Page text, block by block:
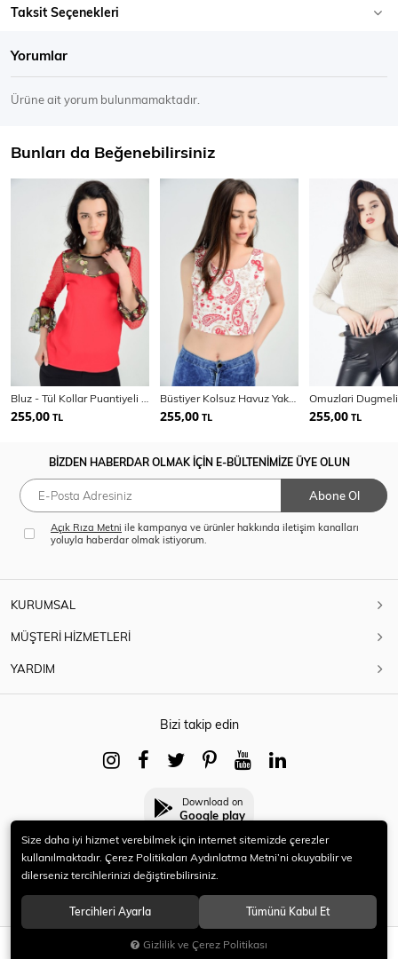
SEPETE EKLE
Taksit Seçenekleri
Yorumlar
Ürüne ait yorum bulunmamaktadır.
Bunları da Beğenebilirsiniz
255,00 TL 255,00 TL 255,00 TL
BİZDEN HABERDAR OLMAK İÇİN E-BÜLTENİMİZE ÜYE OLUN
Abone Ol
Açık Rıza Metni ile kampanya ve ürünler hakkında iletişim kanalları
yoluyla haberdar olmak istiyorum.
KURUMSAL
MÜŞTERİ HİZMETLERİ
YARDIM
Bizi takip edin
Download on
Google play
© 2021 HERYENİ. Tüm hakları saklıdır.
Size daha iyi hizmet verebilmek için internet sitemizde çerezler
kullanılmaktadır. Çerez Politikaları Aydınlatma Metni’ni okuyabilir ve
dilerseniz tercihlerinizi değiştirebilirsiniz.
Tercihleri Ayarla Tümünü Kabul Et
Gizlilik ve Çerez Politikası